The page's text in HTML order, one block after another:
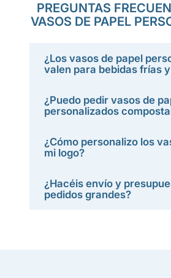
PREGUNTAS
VASOS DE PAPEL
¿Los vasos de papel
valen para bebidas frías
¿Puedo pedir vasos de
personalizados
¿Cómo personalizo los
mi logo?
¿Hacéis envío y
pedidos grandes?